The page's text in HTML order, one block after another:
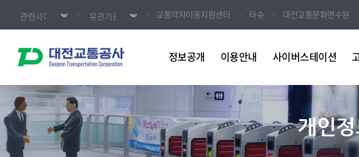
교통약자이동지원센터 타슈 대전교통문화연수원
정보공개 이용안내 사이버스테이션
개인